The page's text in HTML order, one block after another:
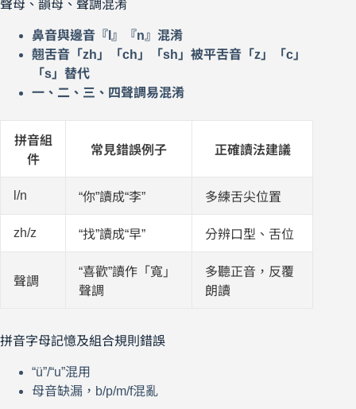
聲母、韻母、聲調混淆
鼻音與邊音『l』『n』混淆
翹舌音「zh」「ch」「sh」被平舌音「z」「c」
「s」替代
一、二、三、四聲調易混淆
拼音組
件
常見錯誤例子 正確讀法建議
l/n “你”讀成“李” 多練舌尖位置
zh/z “找”讀成“早” 分辨口型、舌位
聲調
“喜歡”讀作「寬」
聲調
多聽正音，反覆
朗讀
拼音字母記憶及組合規則錯誤
“ü”/“u”混用
母音缺漏，b/p/m/f混亂